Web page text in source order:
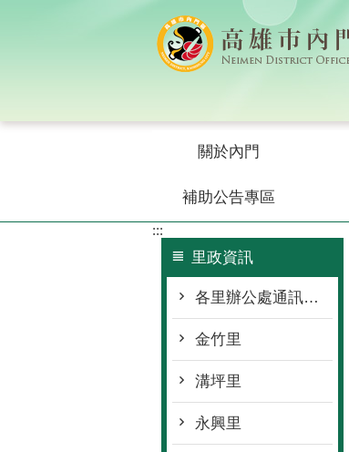
關於內門
補助公告專區
:::
里政資訊
各里辦公處通訊資料
金竹里
溝坪里
永興里